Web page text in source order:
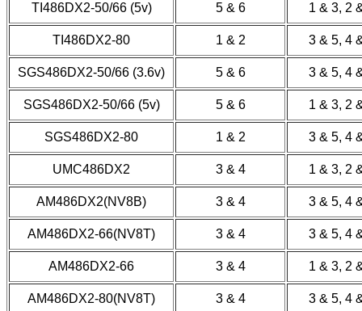
TI486DX2-50/66 (5v) 5 & 6 1 & 3, 2
TI486DX2-80 1 & 2 3 & 5, 4
SGS486DX2-50/66 (3.6v) 5 & 6 3 & 5, 4
SGS486DX2-50/66 (5v) 5 & 6 1 & 3, 2
SGS486DX2-80 1 & 2 3 & 5, 4
UMC486DX2 3 & 4 1 & 3, 2
AM486DX2(NV8B) 3 & 4 3 & 5, 4
AM486DX2-66(NV8T) 3 & 4 3 & 5, 4
AM486DX2-66 3 & 4 1 & 3, 2
AM486DX2-80(NV8T) 3 & 4 3 & 5, 4